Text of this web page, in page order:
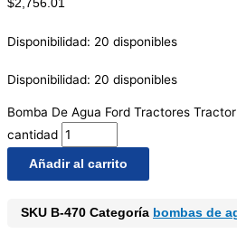
$2,756.01
Disponibilidad: 20 disponibles
Disponibilidad: 20 disponibles
Bomba De Agua Ford Tractores
cantidad
Añadir al carrito
SKU B-470 Categoría bombas de